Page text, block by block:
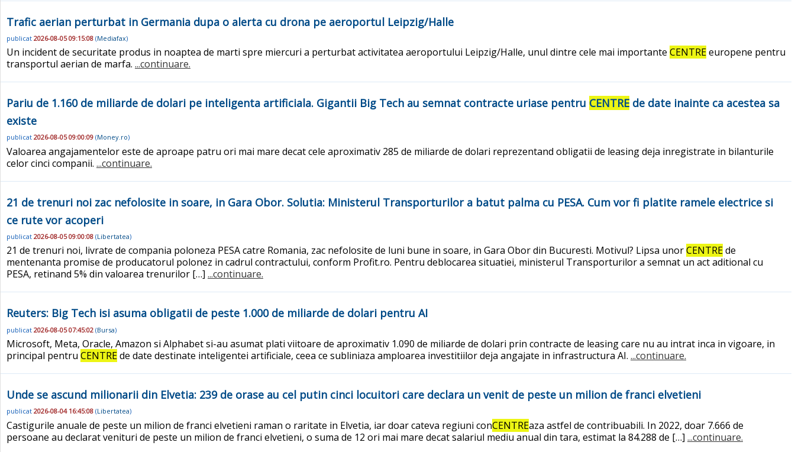
Trafic aerian perturbat in Germania dupa o alerta cu drona pe aeroportul Leipzig/Halle
publicat 2026-08-05 09:15:08 (Mediafax)
Un incident de securitate produs in noaptea de marti spre miercuri a perturbat activitatea aeroportului Leipzig/Halle, unul dintre cele mai importante CENTREeuropene pentru
transportul aerian de marfa. ...continuare.
Pariu de 1.160 de miliarde de dolari pe inteligenta artificiala. Gigantii Big Tech au semnat contracte uriase pentru CENTRE de date inainte ca acestea sa
existe
publicat 2026-08-05 09:00:09 (Money.ro)
Valoarea angajamentelor este de aproape patru ori mai mare decat cele aproximativ 285 de miliarde de dolari reprezentand obligatii de leasing deja inregistrate in bilanturile
celor cinci companii. ...continuare.
21 de trenuri noi zac nefolosite in soare, in Gara Obor. Solutia: Ministerul Transporturilor a batut palma cu PESA. Cum vor fi platite ramele electrice si
ce rute vor acoperi
publicat 2026-08-05 09:00:08 (Libertatea)
21 de trenuri noi, livrate de compania poloneza PESA catre Romania, zac nefolosite de luni bune in soare, in Gara Obor din Bucuresti. Motivul? Lipsa unorCENTREde
mentenanta promise de producatorul polonez in cadrul contractului, conform Profit.ro. Pentru deblocarea situatiei, ministerul Transporturilor a semnat un act aditional cu
PESA, retinand 5% din valoarea trenurilor […] ...continuare.
Reuters: Big Tech isi asuma obligatii de peste 1.000 de miliarde de dolari pentru AI
publicat 2026-08-05 07:45:02 (Bursa)
Microsoft, Meta, Oracle, Amazon si Alphabet si-au asumat plati viitoare de aproximativ 1.090 de miliarde de dolari prin contracte de leasing care nu au intrat inca in vigoare, in
principal pentru CENTREde date destinate inteligentei artificiale, ceea ce subliniaza amploarea investitiilor deja angajate in infrastructura AI. ...continuare.
Unde se ascund milionarii din Elvetia: 239 de orase au cel putin cinci locuitori care declara un venit de peste un milion de franci elvetieni
publicat 2026-08-04 16:45:08 (Libertatea)
Castigurile anuale de peste un milion de franci elvetieni raman o raritate in Elvetia, iar doar cateva regiuni conCENTREaza astfel de contribuabili. In 2022, doar 7.666 de
persoane au declarat venituri de peste un milion de franci elvetieni, o suma de 12 ori mai mare decat salariul mediu anual din tara, estimat la 84.288 de […] ...continuare.